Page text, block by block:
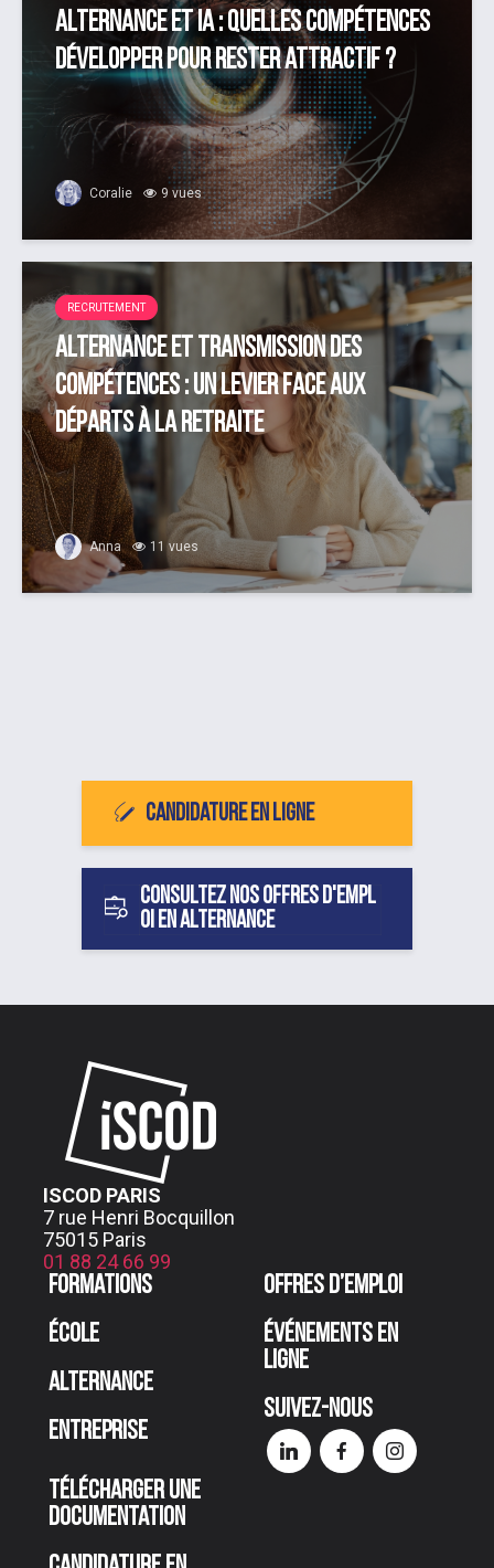
Alternance et IA : quelles compétences
développer pour rester attractif ?
Coralie 9 vues
RECRUTEMENT
Alternance et transmission des
compétences : un levier face aux
départs à la retraite
Anna 11 vues
Candidature en ligne
Consultez nos offres d'empl
oi en alternance
ISCOD PARIS
7 rue Henri Bocquillon
75015 Paris
01 88 24 66 99
Formations
École
Alternance
Entreprise
Offres d’emploi
Événements en
ligne
Suivez-nous
Télécharger une
documentation